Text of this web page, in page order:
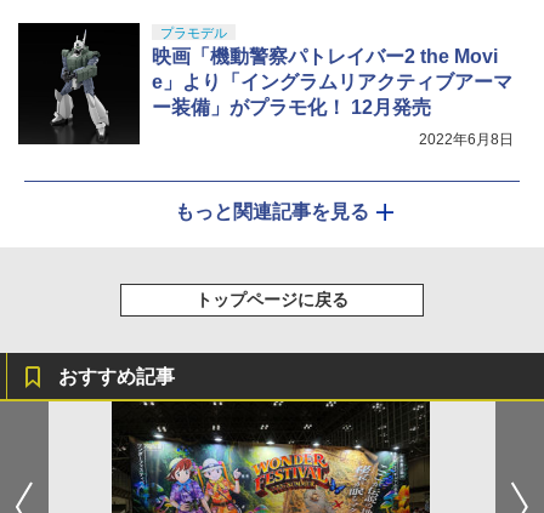
プラモデル
映画「機動警察パトレイバー2 the Movi
e」より「イングラムリアクティブアーマ
ー装備」がプラモ化！ 12月発売
2022年6月8日
もっと関連記事を見る
トップページに戻る
おすすめ記事